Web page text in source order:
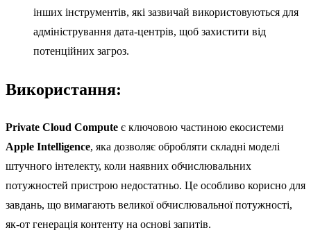
інших інструментів, які зазвичай використовуються для
адміністрування дата-центрів, щоб захистити від
потенційних загроз.
Використання:
Private Cloud Compute є ключовою частиною екосистеми
Apple Intelligence, яка дозволяє обробляти складні моделі
штучного інтелекту, коли наявних обчислювальних
потужностей пристрою недостатньо. Це особливо корисно для
завдань, що вимагають великої обчислювальної потужності,
як-от генерація контенту на основі запитів.